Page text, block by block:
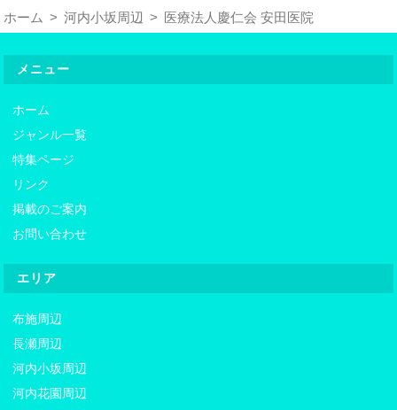
ホーム 河内小坂周辺 医療法人慶仁会 安田医院
メニュー
ホーム
ジャンル一覧
特集ページ
リンク
掲載のご案内
お問い合わせ
エリア
布施周辺
長瀬周辺
河内小坂周辺
河内花園周辺